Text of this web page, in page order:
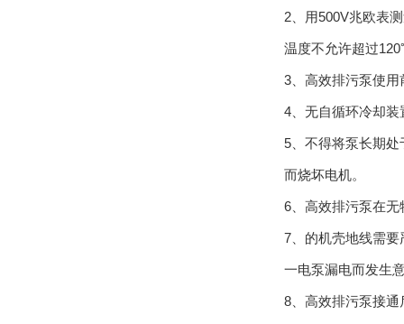
2、用500V兆欧表
温度不允许超过
3、高效排污泵使
4、无自循环冷却
5、不得将泵长期
而烧坏电机。
6、高效排污泵在
7、的机壳地线需
一电泵漏电而发生
8、高效排污泵接